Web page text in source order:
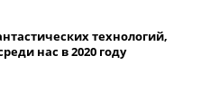
технологий,
нас в 2020 году